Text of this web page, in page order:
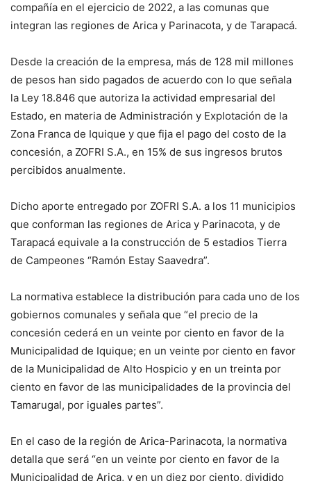
compañía en el ejercicio de 2022, a las comunas que
integran las regiones de Arica y Parinacota, y de Tarapacá.
Desde la creación de la empresa, más de 128 mil millones
de pesos han sido pagados de acuerdo con lo que señala
la Ley 18.846 que autoriza la actividad empresarial del
Estado, en materia de Administración y Explotación de la
Zona Franca de Iquique y que fija el pago del costo de la
concesión, a ZOFRI S.A., en 15% de sus ingresos brutos
percibidos anualmente.
Dicho aporte entregado por ZOFRI S.A. a los 11 municipios
que conforman las regiones de Arica y Parinacota, y de
Tarapacá equivale a la construcción de 5 estadios Tierra
de Campeones “Ramón Estay Saavedra”.
La normativa establece la distribución para cada uno de los
gobiernos comunales y señala que “el precio de la
concesión cederá en un veinte por ciento en favor de la
Municipalidad de Iquique; en un veinte por ciento en favor
de la Municipalidad de Alto Hospicio y en un treinta por
ciento en favor de las municipalidades de la provincia del
Tamarugal, por iguales partes”.
En el caso de la región de Arica-Parinacota, la normativa
detalla que será “en un veinte por ciento en favor de la
Municipalidad de Arica, y en un diez por ciento, dividido